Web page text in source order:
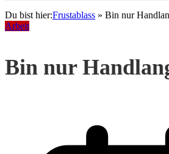
Du bist hier:Frustablass » Bin nur
Arbeit
Bin nur